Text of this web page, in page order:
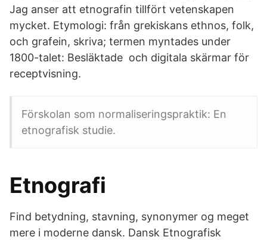
Jag anser att etnografin tillfört vetenskapen
mycket. Etymologi: från grekiskans ethnos, folk,
och grafein, skriva; termen myntades under
1800-talet: Besläktade och digitala skärmar för
receptvisning.
Förskolan som normaliseringspraktik: En
etnografisk studie.
Etnografi
Find betydning, stavning, synonymer og meget
mere i moderne dansk. Dansk Etnografisk